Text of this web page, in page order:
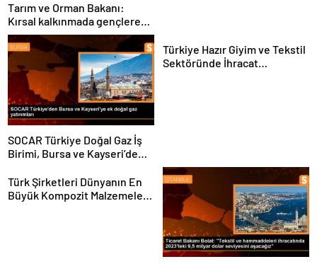
Tarım ve Orman Bakanı:
Kırsal kalkınmada gençlere
ve kadınlara pozitif ayrımcılık
yapıyoruz
SOCAR Türkiye Doğal Gaz İş
Birimi, Bursa ve Kayseri’de
Türkiye Hazır Giyim ve Tekstil
Sektöründe İhracat
Türk Şirketleri Dünyanın En
Büyük Kompozit Malzemeler